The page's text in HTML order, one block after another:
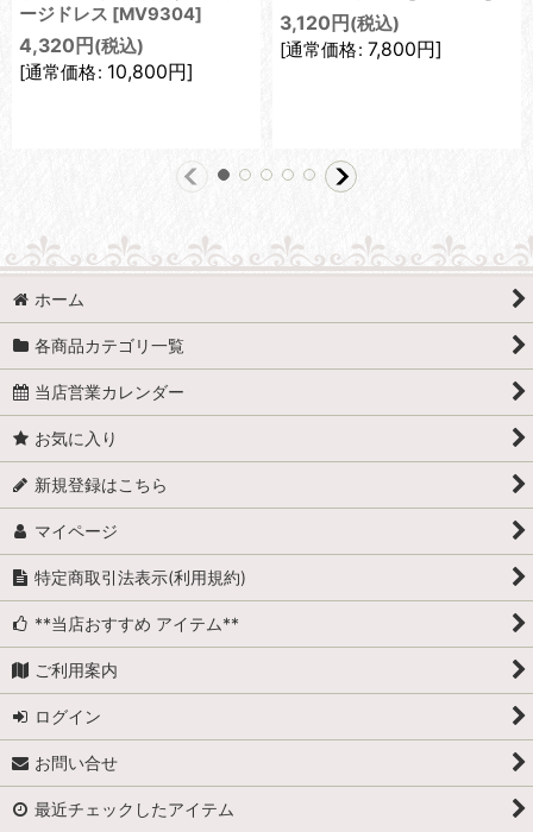
ージドレス [MV9304]
4,320 円 (税込)
[通常価格: 10,800円]
3,120 円 (税込)
[通常価格: 7,800円]
ホーム
各商品カテゴリ一覧
当店営業カレンダー
お気に入り
新規登録はこちら
マイページ
特定商取引法表示(利用規約)
**当店おすすめ アイテム**
ご利用案内
ログイン
お問い合せ
最近チェックしたアイテム